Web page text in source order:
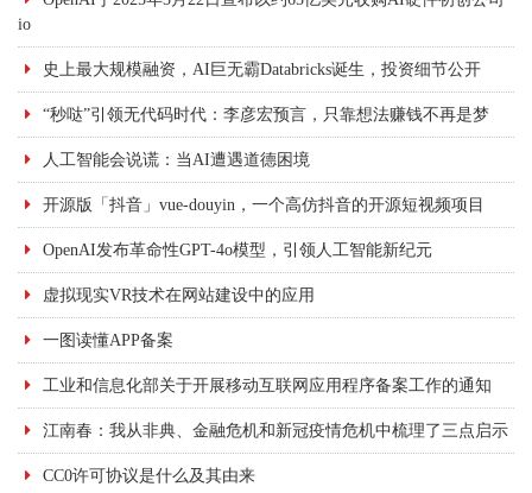
io
史上最大规模融资，AI巨无霸Databricks诞生，投资细节公开
“秒哒”引领无代码时代：李彦宏预言，只靠想法赚钱不再是梦
人工智能会说谎：当AI遭遇道德困境
开源版「抖音」vue-douyin，一个高仿抖音的开源短视频项目
OpenAI发布革命性GPT-4o模型，引领人工智能新纪元
虚拟现实VR技术在网站建设中的应用
一图读懂APP备案
工业和信息化部关于开展移动互联网应用程序备案工作的通知
江南春：我从非典、金融危机和新冠疫情危机中梳理了三点启示
CC0许可协议是什么及其由来